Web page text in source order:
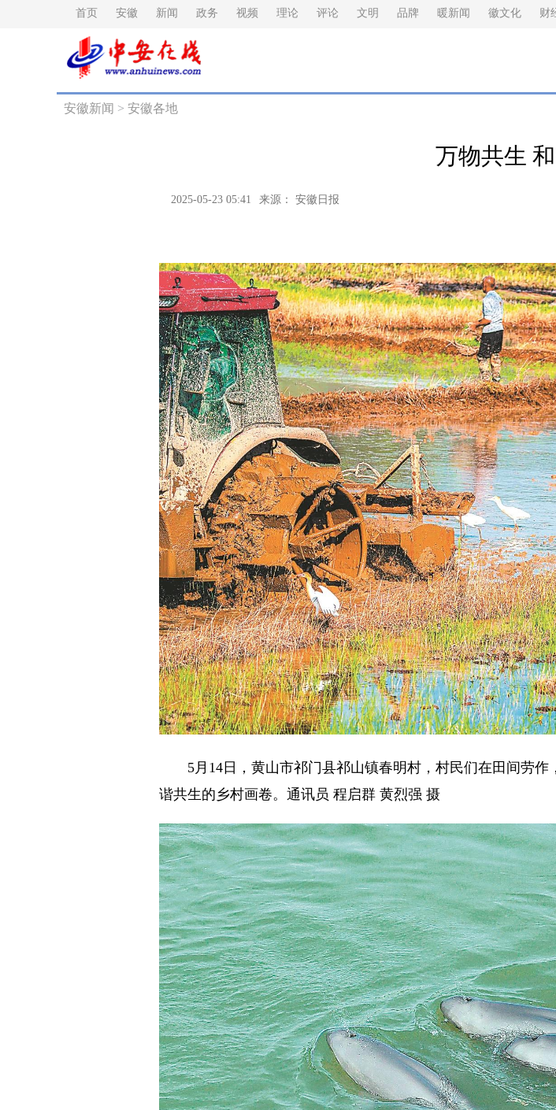
首页 安徽 新闻 政务 视频 理论 评论 文明 品牌 暖新闻 徽文化 财
安徽新闻 > 安徽各地
万物共生
2025-05-23 05:41 来源： 安徽日报
5月14日，黄山市祁门县祁山镇春明村，村民们在田间劳作
谐共生的乡村画卷。通讯员 程启群 黄烈强 摄